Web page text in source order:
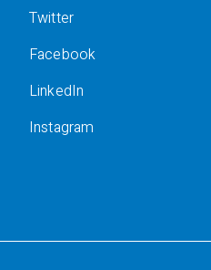
Twitter
Facebook
LinkedIn
Instagram